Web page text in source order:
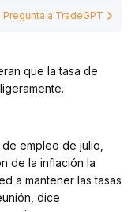
Pregunta a TradeGPT
que la tasa de
empleo de julio,
de la inflación la
a mantener las tasas
dice